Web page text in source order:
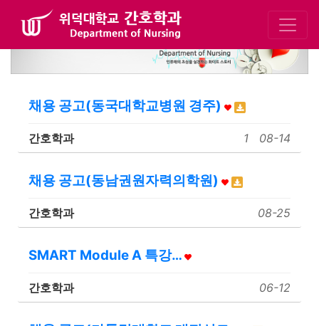
채용 공고(동국대학교병원 경주)
간호학과 1 08-14
채용 공고(동남권원자력의학원)
간호학과 08-25
SMART Module A 특강…
간호학과 06-12